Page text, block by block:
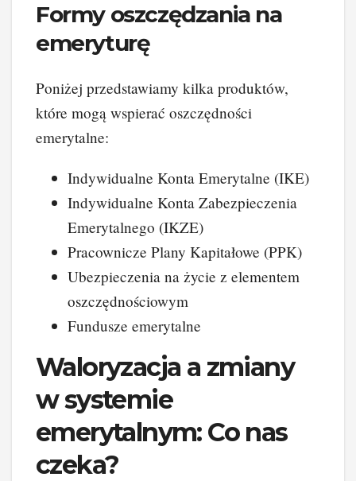
Formy oszczędzania na
emeryturę
Poniżej przedstawiamy kilka produktów,
które mogą wspierać oszczędności
emerytalne:
Indywidualne Konta Emerytalne (IKE)
Indywidualne Konta Zabezpieczenia
Emerytalnego (IKZE)
Pracownicze Plany Kapitałowe (PPK)
Ubezpieczenia na życie z elementem
oszczędnościowym
Fundusze emerytalne
Waloryzacja a zmiany
w systemie
emerytalnym: Co nas
czeka?